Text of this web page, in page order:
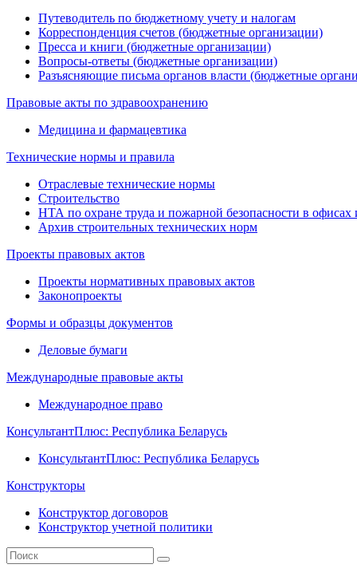
Путеводитель по бюджетному учету и налогам
Корреспонденция счетов (бюджетные организации)
Пресса и книги (бюджетные организации)
Вопросы-ответы (бюджетные организации)
Разъясняющие письма органов власти (бюджетные
Правовые акты по здравоохранению
Медицина и фармацевтика
Технические нормы и правила
Отраслевые технические нормы
Строительство
НТА по охране труда и пожарной безопасности в
Архив строительных технических норм
Проекты правовых актов
Проекты нормативных правовых актов
Законопроекты
Формы и образцы документов
Деловые бумаги
Международные правовые акты
Международное право
КонсультантПлюс: Республика Беларусь
КонсультантПлюс: Республика Беларусь
Конструкторы
Конструктор договоров
Конструктор учетной политики